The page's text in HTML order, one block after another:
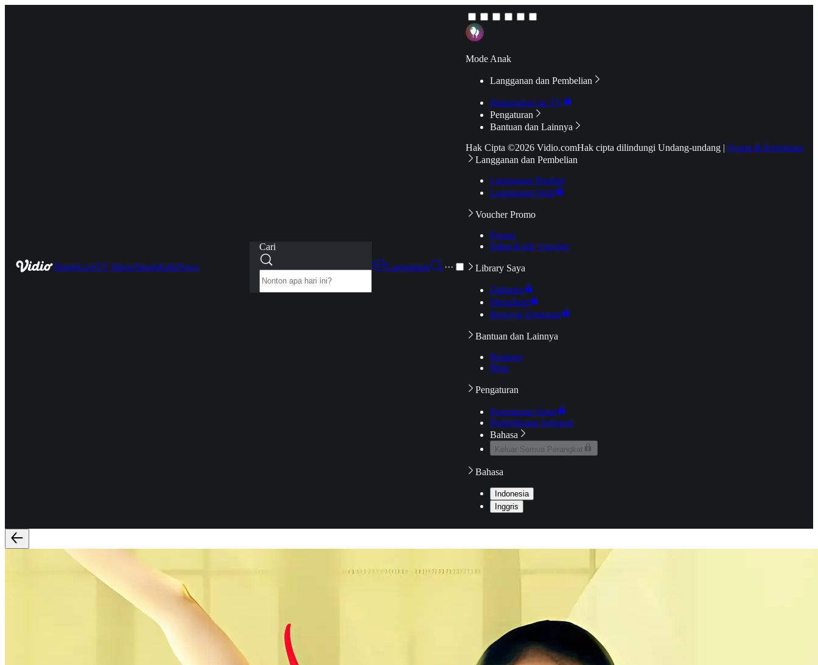
HomeLiveTV ShowSportsKidsNews
Cari
Langganan
···
Mode Anak
Langganan dan Pembelian
Hubungkan ke TV
Pengaturan
Bantuan dan Lainnya
Hak Cipta ©2026 Vidio.comHak cipta dilindungi Undang-undang | Syarat & Ketentuan
Langganan dan Pembelian
Langganan Premier
Langganan Aktif
Voucher Promo
Promo
Pakai Kode Voucher
Library Saya
Daftarku
Mengikuti
Riwayat Tontonan
Bantuan dan Lainnya
Bantuan
Blog
Pengaturan
Pengaturan Akun
Pemeriksaan Jaringan
Bahasa
Keluar Semua Perangkat
Bahasa
Indonesia
Inggris